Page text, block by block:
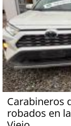
Carabineros
robados en